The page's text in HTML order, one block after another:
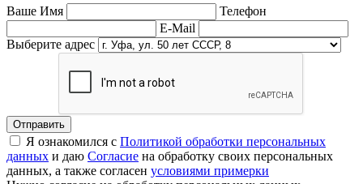
Ваше Имя
Телефон
E-Mail
Выберите адрес
Отправить
Я ознакомился с Политикой обработки персональных
данных и даю Согласие на обработку своих персональных
данных, а также согласен условиями примерки